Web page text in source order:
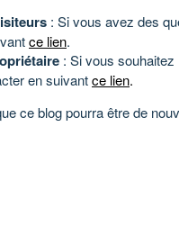
: Si vous avez des
ce lien.
: Si vous
en suivantce lien.
ce blog pourra être de